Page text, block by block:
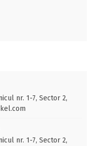
nr. 1-7, Sector 2,
nr. 1-7, Sector 2,